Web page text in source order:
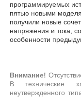
программируемых
пятью новыми
получили новые
напряжения и тока,
особенности
Внимание!
В технические
неутвержденного